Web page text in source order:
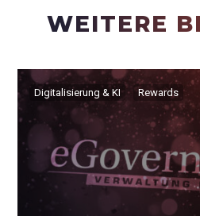
WEITERE
Digitalisierung & KI Rewards